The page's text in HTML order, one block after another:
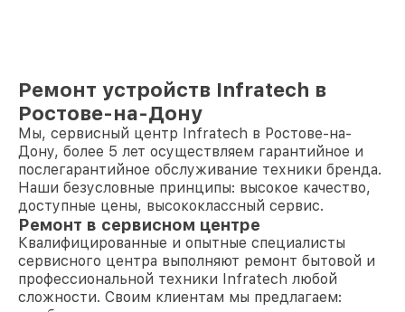
Ремонт устройств Infratech в
Ростове-на-Дону
Мы, сервисный центр Infratech в Ростове-на-
Дону, более 5 лет осуществляем гарантийное и
послегарантийное обслуживание техники бренда.
Наши безусловные принципы: высокое качество,
доступные цены, высококлассный сервис.
Ремонт в сервисном центре
Квалифицированные и опытные специалисты
сервисного центра выполняют ремонт бытовой и
профессиональной техники Infratech любой
сложности. Своим клиентам мы предлагаем: